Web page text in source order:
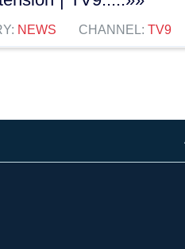
NEWS CHANNEL: TV9